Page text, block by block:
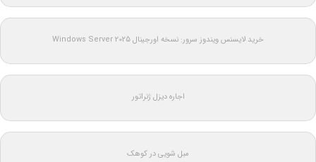
خرید لایسنس ویندوز سرور: نسخه اورجینال Windows Server 2025
اجاره دیزل ژنراتور
مبل شویی در کوهک